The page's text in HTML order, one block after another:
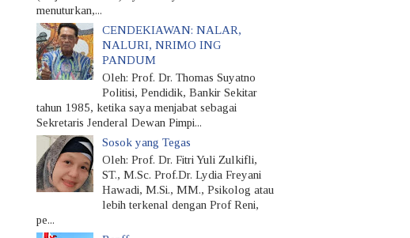
menuturkan,...
CENDEKIAWAN: NALAR,
NALURI, NRIMO ING
PANDUM
Oleh: Prof. Dr. Thomas Suyatno
Politisi, Pendidik, Bankir Sekitar
tahun 1985, ketika saya menjabat sebagai
Sekretaris Jenderal Dewan Pimpi...
Sosok yang Tegas
Oleh: Prof. Dr. Fitri Yuli Zulkifli,
ST., M.Sc. Prof.Dr. Lydia Freyani
Hawadi, M.Si., MM., Psikolog atau
lebih terkenal dengan Prof Reni,
pe...